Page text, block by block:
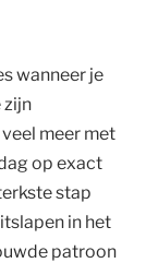
wanneer je
zijn
meer met
op exact
stap
in het
patroon